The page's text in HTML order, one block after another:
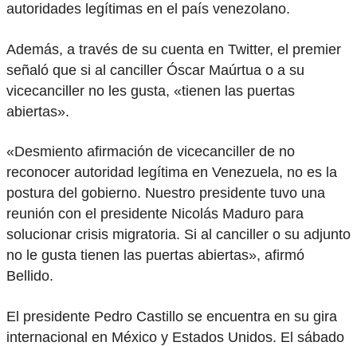
autoridades legítimas en el país venezolano.
Además, a través de su cuenta en Twitter, el premier
señaló que si al canciller Óscar Maúrtua o a su
vicecanciller no les gusta, «tienen las puertas
abiertas».
«Desmiento afirmación de vicecanciller de no
reconocer autoridad legítima en Venezuela, no es la
postura del gobierno. Nuestro presidente tuvo una
reunión con el presidente Nicolás Maduro para
solucionar crisis migratoria. Si al canciller o su adjunto
no le gusta tienen las puertas abiertas», afirmó
Bellido.
El presidente Pedro Castillo se encuentra en su gira
internacional en México y Estados Unidos. El sábado